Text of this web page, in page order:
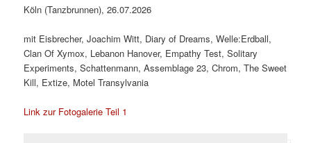
Köln (Tanzbrunnen), 26.07.2026
mit Eisbrecher, Joachim Witt, Diary of Dreams, Welle:Erdball,
Clan Of Xymox, Lebanon Hanover, Empathy Test, Solitary
Experiments, Schattenmann, Assemblage 23, Chrom, The Sweet
Kill, Extize, Motel Transylvania
Link zur Fotogalerie Teil 1